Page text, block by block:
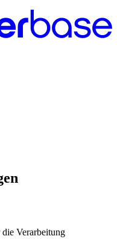
Verarbeitung